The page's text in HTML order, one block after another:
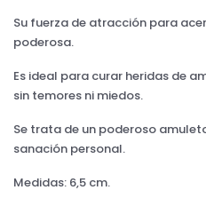
Su fuerza de atracción para
poderosa.
Es ideal para curar heridas de
sin temores ni miedos.
Se trata de un poderoso
sanación personal.
Medidas: 6,5 cm.